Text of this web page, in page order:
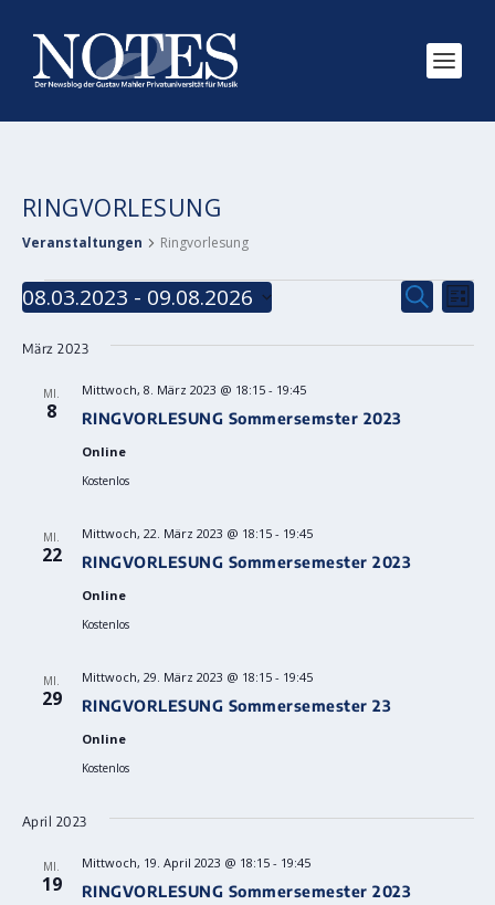
RINGVORLESUNG
Veranstaltungen Ringvorlesung
VERANSTALTUNGEN SUCHE
LISTE
08.03.2023 - 09.08.2026
wählen.
März 2023
MI.
8 RINGVORLESUNG Sommersemster 2023
Mittwoch, 8. März 2023 @ 18:15- 19:45
Online
Kostenlos
MI.
22 RINGVORLESUNG Sommersemester 2023
Mittwoch, 22. März 2023 @ 18:15- 19:45
Online
Kostenlos
MI.
29 RINGVORLESUNG Sommersemester 23
Mittwoch, 29. März 2023 @ 18:15- 19:45
Online
Kostenlos
April 2023
MI.
19 RINGVORLESUNG Sommersemester 2023
Mittwoch, 19. April 2023 @ 18:15- 19:45